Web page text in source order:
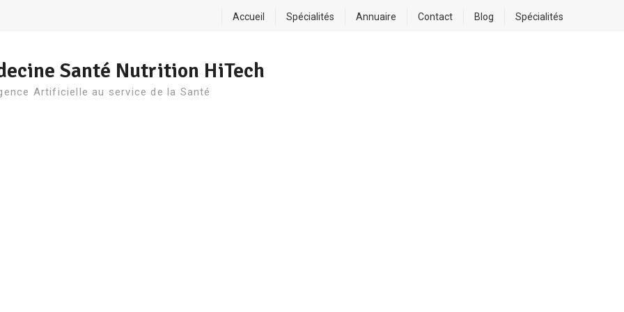
Accueil Spécialités Annuaire Contact Blog Spécialités
Santé Nutrition HiTech
Artificielle au service de la Santé